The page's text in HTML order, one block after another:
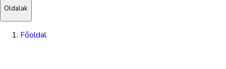
Oldalak
Főoldal